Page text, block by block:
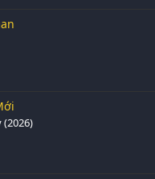
(2026)